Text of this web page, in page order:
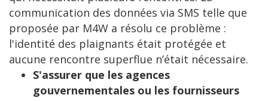
communication des données via SMS telle que
proposée par M4W a résolu ce problème :
l'identité des plaignants était protégée et
aucune rencontre superflue n’était nécessaire.
S'assurer que les agences
gouvernementales ou les fournisseurs